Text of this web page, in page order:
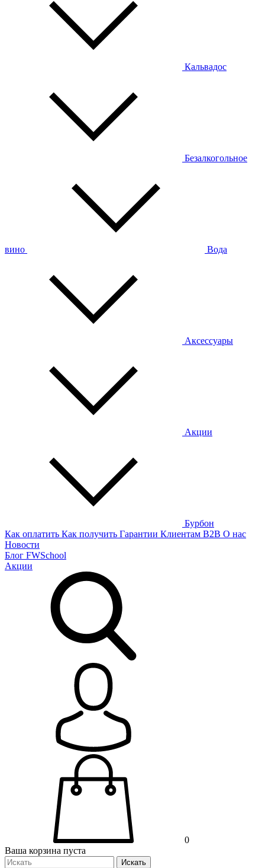
Кальвадос
Безалкогольное
вино Вода
Аксессуары
Акции
Бурбон
Как оплатить Как получить Гарантии Клиентам B2B О нас
Новости
Блог FWSchool
Акции
0
Ваша корзина пуста
Искать